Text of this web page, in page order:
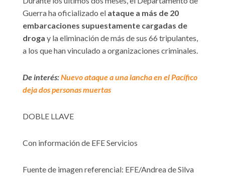
Guerra ha oficializado el ataque a más de 20
embarcaciones supuestamente cargadas de
droga y la eliminación de más de sus 66 tripulantes,
a los que han vinculado a organizaciones criminales.
De interés:Nuevo ataque a una lancha en el Pacífico
deja dos personas muertas
DOBLE LLAVE
Con información de EFE Servicios
Fuente de imagen referencial: EFE/Andrea de Silva